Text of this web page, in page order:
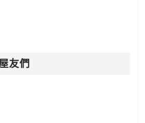
友們